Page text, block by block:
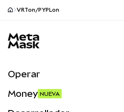
VRTon/PYPLon
Operar
Money NUEVA